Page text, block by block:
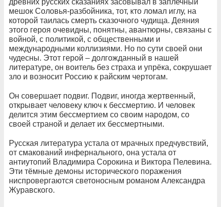
древних русских сказаниях засовывал в заплечный
мешок Соловья-разбойника, тот, кто ломал иглу, на
которой таилась смерть сказочного чудища. Деяния
этого героя очевидны, понятны, авантюрны, связаны с
войной, с политикой, с общественными и
международными коллизиями. Но по сути своей они
чудесны. Этот герой – долгожданный в нашей
литературе, он воитель без страха и упрёка, сокрушает
зло и возносит Россию к райским чертогам.
Он совершает подвиг. Подвиг, иногда жертвенный,
открывает человеку ключ к бессмертию. И человек
делится этим бессмертием со своим народом, со
своей страной и делает их бессмертными.
Русская литература устала от мрачных предчувствий,
от смакований инфернального, она устала от
антиутопий Владимира Сорокина и Виктора Пелевина.
Эти тёмные демоны исторического поражения
ниспровергаются светоносным романом Александра
Журавского.